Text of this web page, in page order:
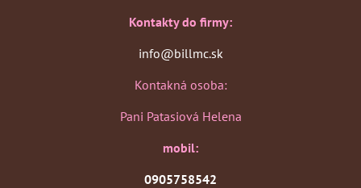
Kontakty do firmy:
info@billmc.sk
Kontakná osoba:
Pani Patasiová Helena
mobil:
0905758542